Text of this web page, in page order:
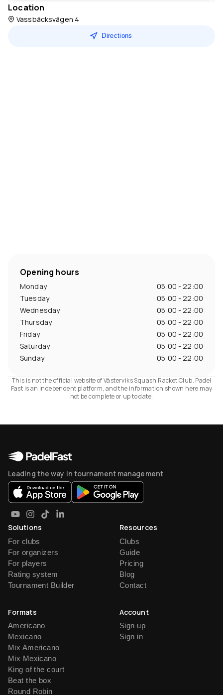
Location
Vassbäcksvägen 4
Directions
Opening hours
Monday
05:00 - 22:00
Tuesday
05:00 - 22:00
Wednesday
05:00 - 22:00
Thursday
05:00 - 22:00
Friday
05:00 - 22:00
Saturday
05:00 - 22:00
Sunday
05:00 - 22:00
This is not the official website of Västerviks Squash Racket Club. Padel
Fast is an independent platform, and the information shown here may
not be complete or up to date.
Leading the way in tournament management
Solutions
For clubs
For organizers
For players
Rating system
Tournament Builder
Resources
Clubs
Guide
Pricing
Blog
Contact
Formats
Americano
Mexicano
Mix Americano
Mix Mexicano
King of the court
Beat the box
Round Robin
Account
Sign up
Sign in